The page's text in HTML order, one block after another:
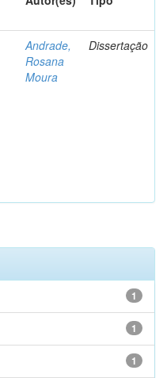
Andrade,
Rosana
Moura
Dissertação
1
1
1